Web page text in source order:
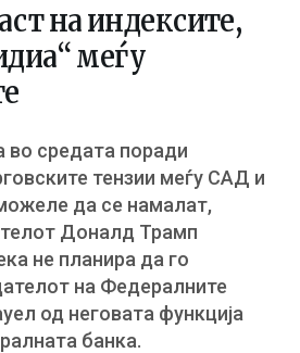
на индексите,
меѓу
во средата поради
тензии меѓу САД и
да се намалат,
Доналд Трамп
не планира да го
на Федералните
од неговата функција
банка.